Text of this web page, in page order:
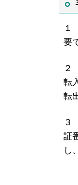
１
要
２
転
転
３
証
し